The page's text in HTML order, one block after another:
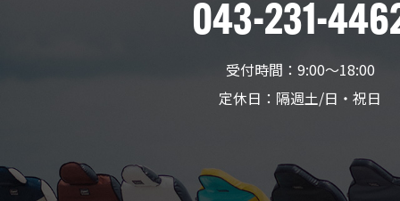
043-231-
受付時間：9:00〜18:00
定休日：隔週土/日・祝日